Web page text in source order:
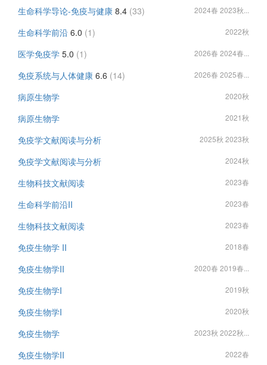
生命科学导论-免疫与健康 8.4 (33) 2024春 2023秋...
生命科学前沿 6.0 (1) 2022秋
医学免疫学 5.0 (1) 2026春 2024春...
免疫系统与人体健康 6.6 (14) 2026春 2025春...
病原生物学 2020秋
病原生物学 2021秋
免疫学文献阅读与分析 2025秋 2023秋
免疫学文献阅读与分析 2024秋
生物科技文献阅读 2023春
生命科学前沿II 2023春
生物科技文献阅读 2023春
免疫生物学 II 2018春
免疫生物学II 2020春 2019春...
免疫生物学I 2019秋
免疫生物学I 2020秋
免疫生物学 2023秋 2022秋...
免疫生物学II 2022春